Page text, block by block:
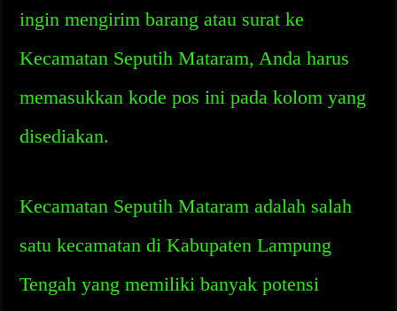
ingin mengirim barang atau surat ke
Kecamatan Seputih Mataram, Anda harus
memasukkan kode pos ini pada kolom yang
disediakan.
Kecamatan Seputih Mataram adalah salah
satu kecamatan di Kabupaten Lampung
Tengah yang memiliki banyak potensi